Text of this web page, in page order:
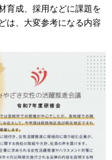
育成、採用などに課題を
は、大変参考になる内容